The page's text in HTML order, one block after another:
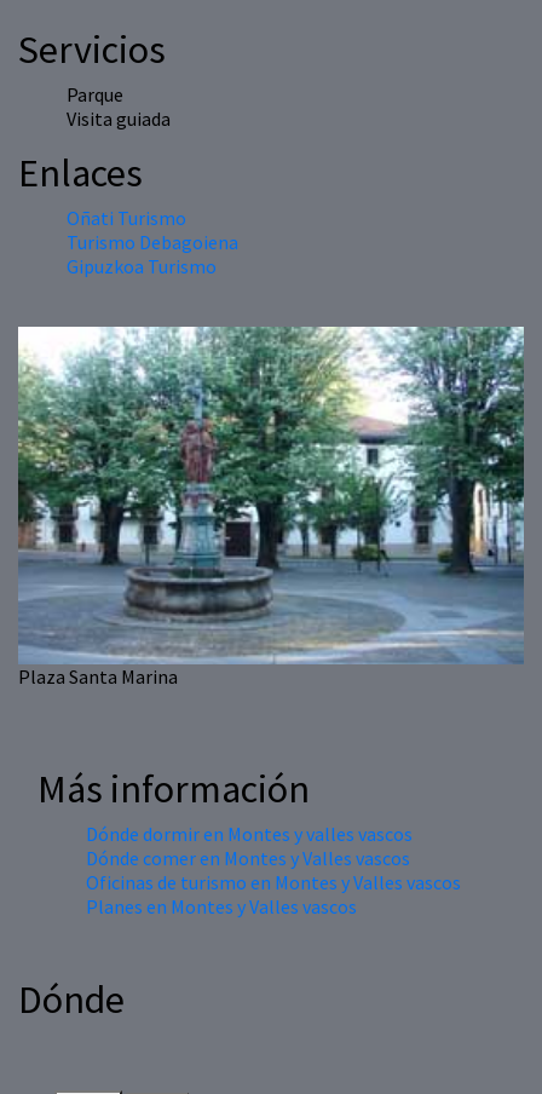
Servicios
Parque
Visita guiada
Enlaces
Oñati Turismo
Turismo Debagoiena
Gipuzkoa Turismo
Plaza Santa Marina
Más información
Dónde dormir en Montes y valles vascos
Dónde comer en Montes y Valles vascos
Oficinas de turismo en Montes y Valles vascos
Planes en Montes y Valles vascos
Dónde